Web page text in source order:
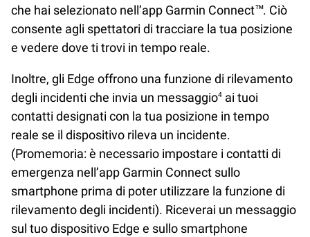
che hai selezionato nell’app Garmin Connect™. Ciò
consente agli spettatori di tracciare la tua posizione
e vedere dove ti trovi in tempo reale.
Inoltre, gli Edge offrono una funzione di rilevamento
degli incidenti che invia un messaggio4 ai tuoi
contatti designati con la tua posizione in tempo
reale se il dispositivo rileva un incidente.
(Promemoria: è necessario impostare i contatti di
emergenza nell’app Garmin Connect sullo
smartphone prima di poter utilizzare la funzione di
rilevamento degli incidenti). Riceverai un messaggio
sul tuo dispositivo Edge e sullo smartphone